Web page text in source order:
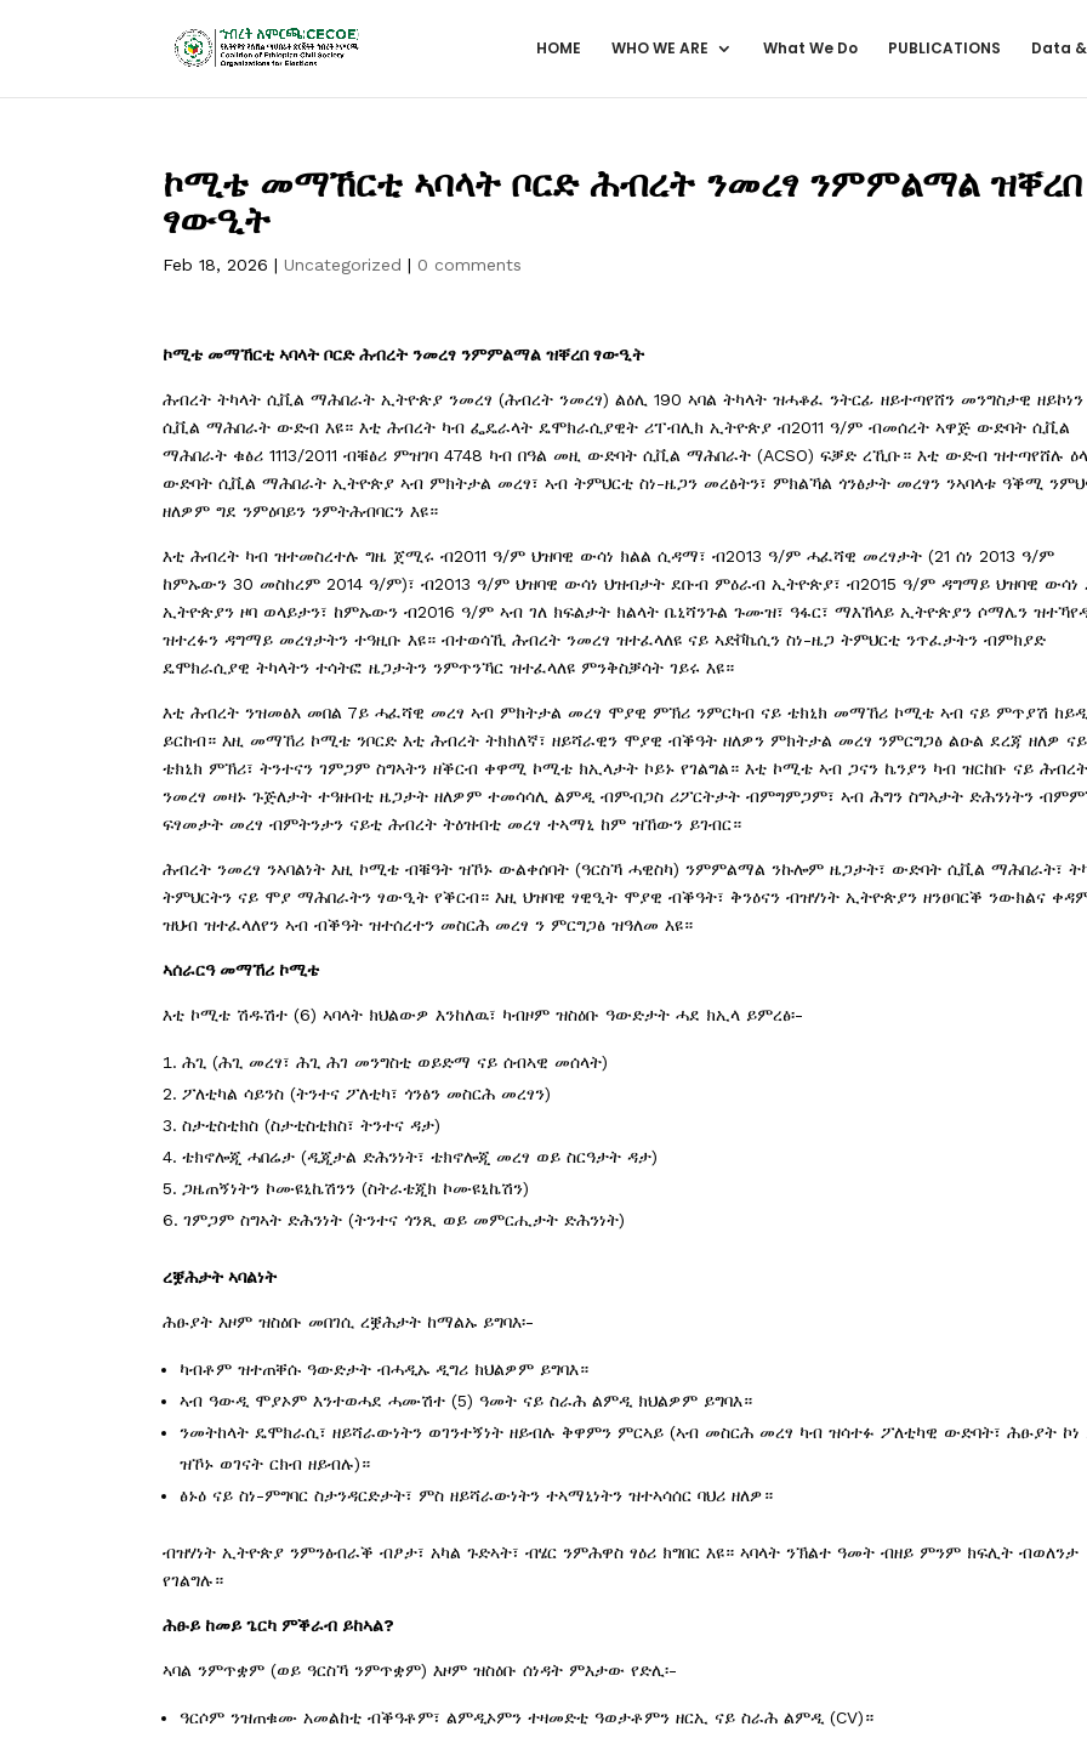
HOME WHO WE ARE What We Do PUBLICATIONS Data
ኮሚቴ መማኸርቲ ኣባላት ቦርድ ሕብረት ንመረፃ ንምምልማል ዝቐረበ
ፃውዒት
Feb 18, 2026 |Uncategorized | 0 comments
ኮሚቴ መማኸርቲ ኣባላት ቦርድ ሕብረት ንመረፃ ንምምልማል ዝቐረበ ፃውዒት
ሕብረት ትካላት ሲቪል ማሕበራት ኢትዮጵያ ንመረፃ (ሕብረት ንመረፃ) ልዕሊ 190 ኣባል ትካላት ዝሓቆፈ ንትርፊ ዘይተጣየሸን መንግስታዊ ዘይኮነን
ሲቪል ማሕበራት ውድብ እዩ። እቲ ሕብረት ካብ ፌዴራላት ዴሞክራሲያዊት ሪፐብሊክ ኢትዮጵያ ብ2011 ዓ/ም ብመሰረት ኣዋጅ ውድባት ሲቪል
ማሕበራት ቁፅሪ 1113/2011 ብቑፅሪ ምዝገባ 4748 ካብ በዓል መዚ ውድባት ሲቪል ማሕበራት (ACSO) ፍቓድ ረኺቡ። እቲ ውድብ ዝተጣየሸሉ
ውድባት ሲቪል ማሕበራት ኢትዮጵያ ኣብ ምክትታል መረፃ፣ ኣብ ትምህርቲ ስነ-ዜጋን መረፅትን፣ ምክልኻል ጎንፅታት መረፃን ንኣባላቱ ዓቕሚ
ዘለዎም ግደ ንምዕባይን ንምትሕብባርን እዩ።
እቲ ሕብረት ካብ ዝተመስረተሉ ግዜ ጀሚሩ ብ2011 ዓ/ም ህዝባዊ ውሳነ ክልል ሲዳማ፣ ብ2013 ዓ/ም ሓፈሻዊ መረፃታት (21 ሰነ 2013 ዓ/ም
ከምኡውን 30 መስከረም 2014 ዓ/ም)፣ ብ2013 ዓ/ም ህዝባዊ ውሳነ ህዝብታት ደቡብ ምዕራብ ኢትዮጵያ፣ ብ2015 ዓ/ም ዳግማይ ህዝባዊ ውሳነ
ኢትዮጵያን ዞባ ወላይታን፣ ከምኡውን ብ2016 ዓ/ም ኣብ ገለ ክፍልታት ክልላት ቤኒሻንጉል ጉሙዝ፣ ዓፋር፣ ማእኸላይ ኢትዮጵያን ሶማሌን
ዝተረፉን ዳግማይ መረፃታትን ተዓዚቡ እዩ። ብተወሳኺ ሕብረት ንመረፃ ዝተፈላለዩ ናይ ኣድቮኬሲን ስነ-ዜጋ ትምህርቲ ንጥፈታትን ብምክያድ
ዴሞክራሲያዊ ትካላትን ተሳትፎ ዜጋታትን ንምጥንኻር ዝተፈላለዩ ምንቅስቓሳት ገይሩ እዩ።
እቲ ሕብረት ንዝመፅእ መበል 7ይ ሓፈሻዊ መረፃ ኣብ ምክትታል መረፃ ሞያዊ ምኽሪ ንምርካብ ናይ ቴክኒክ መማኸሪ ኮሚቴ ኣብ ናይ ምጥያሽ
ይርከብ። እዚ መማኸሪ ኮሚቴ ንቦርድ እቲ ሕብረት ትክክለኛ፣ ዘይሻራዊን ሞያዊ ብቕዓት ዘለዎን ምክትታል መረፃ ንምርግጋፅ ልዑል ደረጃ ዘለዎ ናይ
ቴክኒክ ምኽሪ፣ ትንተናን ገምጋም ስግኣትን ዘቕርብ ቀዋሚ ኮሚቴ ክኢላታት ኮይኑ የገልግል። እቲ ኮሚቴ ኣብ ጋናን ኬንያን ካብ ዝርከቡ ናይ
ንመረፃ መዛኑ ጉጅለታት ተዓዘብቲ ዜጋታት ዘለዎም ተመሳሳሊ ልምዲ ብምብጋስ ሪፖርትታት ብምግምጋም፣ ኣብ ሕግን ስግኣታት ድሕንነትን
ፍፃመታት መረፃ ብምትንታን ናይቲ ሕብረት ትዕዝብቲ መረፃ ተኣማኒ ከም ዝኸውን ይገብር።
ሕብረት ንመረፃ ንኣባልነት እዚ ኮሚቴ ብቑዓት ዝኾኑ ውልቀሰባት (ዓርስኻ ሓዊስካ) ንምምልማል ንኩሎም ዜጋታት፣ ውድባት ሲቪል ማሕበራት፣
ትምህርትን ናይ ሞያ ማሕበራትን ፃውዒት የቕርብ። እዚ ህዝባዊ ፃዊዒት ሞያዊ ብቕዓት፣ ቅንዕናን ብዝሃነት ኢትዮጵያን ዘንፀባርቕ ንውክልና
ዝህብ ዝተፈላለየን ኣብ ብቕዓት ዝተሰረተን መስርሕ መረፃ ን ምርግጋፅ ዝዓለመ እዩ።
ኣሰራርዓ መማኸሪ ኮሚቴ
እቲ ኮሚቴ ሽዱሽተ (6) ኣባላት ክህልውዎ እንከለዉ፣ ካብዞም ዝስዕቡ ዓውድታት ሓደ ክኢላ ይምረፅ፡-
ሕጊ (ሕጊ መረፃ፣ ሕጊ ሕገ መንግስቲ ወይድማ ናይ ሰብኣዊ መሰላት)
ፖለቲካል ሳይንስ (ትንተና ፖለቲካ፣ ጎንፅን መስርሕ መረፃን)
ስታቲስቲክስ (ስታቲስቲክስ፣ ትንተና ዳታ)
ቴክኖሎጂ ሓበሬታ (ዲጂታል ድሕንነት፣ ቴክኖሎጂ መረፃ ወይ ስርዓታት ዳታ)
ጋዜጠኝነትን ኮሙዩኒኬሽንን (ስትራቴጂክ ኮሙዩኒኬሽን)
ገምጋም ስግኣት ድሕንነት (ትንተና ጎንጺ ወይ መምርሒታት ድሕንነት)
ረቛሕታት ኣባልነት
ሕፁያት እዞም ዝስዕቡ መበገሲ ረቛሕታት ከማልኡ ይግባእ፡-
ካብቶም ዝተጠቐሱ ዓውድታት ብሓዲኡ ዲግሪ ክህልዎም ይግባእ።
ኣብ ዓውዲ ሞያኦም እንተወሓደ ሓሙሽተ (5) ዓመት ናይ ስራሕ ልምዲ ክህልዎም ይግባእ።
ንመትከላት ዴሞክራሲ፣ ዘይሻራውነትን ወገንተኝነት ዘይብሉ ቅዋምን ምርኣይ (ኣብ መስርሕ መረፃ ካብ ዝሳተፉ ፖለቲካዊ ውድባት፣ ሕፁያት ኮነ
ዝኾኑ ወገናት ርክብ ዘይብሉ)።
ፅኑዕ ናይ ስነ-ምግባር ስታንዳርድታት፣ ምስ ዘይሻራውነትን ተኣማኒነትን ዝተኣሳሰር ባህሪ ዘለዎ።
ብዝሃነት ኢትዮጵያ ንምንፅብራቕ ብፆታ፣ አካል ጉድኣት፣ ብሄር ንምሕዋስ ፃዕሪ ክግበር እዩ። ኣባላት ንኽልተ ዓመት ብዘይ ምንም ክፍሊት ብወለንታ
የገልግሉ።
ሕፁይ ከመይ ጌርካ ምቕራብ ይከኣል?
ኣባል ንምጥቋም (ወይ ዓርስኻ ንምጥቋም) እዞም ዝስዕቡ ሰነዳት ምእታው የድሊ፡-
ዓርሶም ንዝጠቁሙ አመልከቲ ብቕዓቶም፣ ልምዲኦምን ተዛመድቲ ዓወታቶምን ዘርኢ ናይ ስራሕ ልምዲ (CV)።